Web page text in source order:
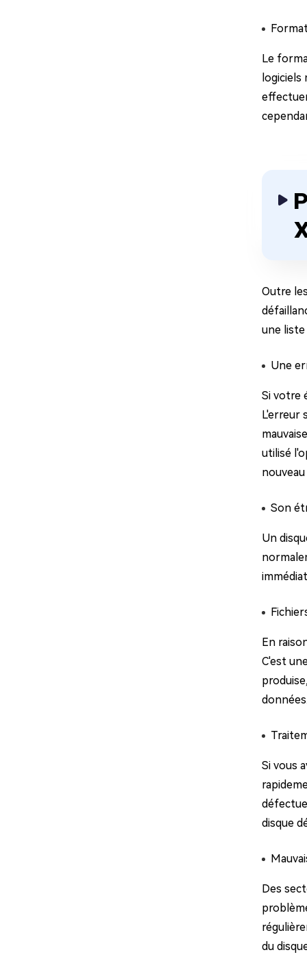
Le
Outre
une liste
Une
Si votre
L'erreur
utilisé
Son
Un
En
C'est
Si vous
disque
Des
du